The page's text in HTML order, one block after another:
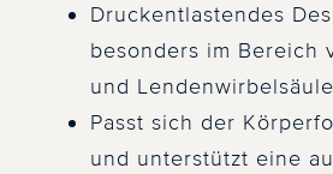
Druckentlastendes
besonders im Bereich
und Lendenwirbelsäule
Passt sich der
und unterstützt eine